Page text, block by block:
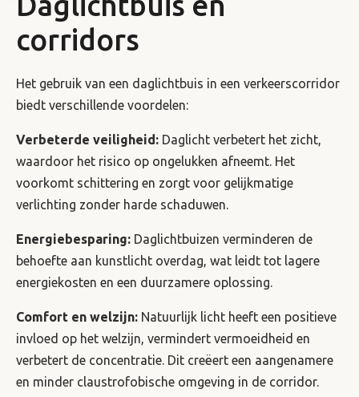
corridors
Het gebruik van een daglichtbuis in een verkeerscorridor
biedt verschillende voordelen:
Verbeterde veiligheid: Daglicht verbetert het zicht,
waardoor het risico op ongelukken afneemt. Het
voorkomt schittering en zorgt voor gelijkmatige
verlichting zonder harde schaduwen.
Energiebesparing: Daglichtbuizen verminderen de
behoefte aan kunstlicht overdag, wat leidt tot lagere
energiekosten en een duurzamere oplossing.
Comfort en welzijn: Natuurlijk licht heeft een positieve
invloed op het welzijn, vermindert vermoeidheid en
verbetert de concentratie. Dit creëert een aangenamere
en minder claustrofobische omgeving in de corridor.